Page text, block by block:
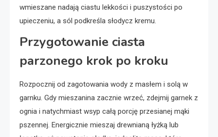
wmieszane nadają ciastu lekkości i puszystości po
upieczeniu, a sól podkreśla słodycz kremu.
Przygotowanie ciasta
parzonego krok po kroku
Rozpocznij od zagotowania wody z masłem i solą w
garnku. Gdy mieszanina zacznie wrzeć, zdejmij garnek z
ognia i natychmiast wsyp całą porcję przesianej mąki
pszennej. Energicznie mieszaj drewnianą łyżką lub